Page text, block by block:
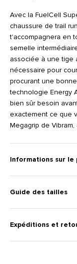
Avec la FuelCell
chaussure de trail
t'accompagnera en
semelle
associée à une tige
nécessaire pour
procurant une
technologie Energy
bien sûr besoin
exactement ce que
Megagrip de
Informations sur le
Guide des tailles
Expéditions et